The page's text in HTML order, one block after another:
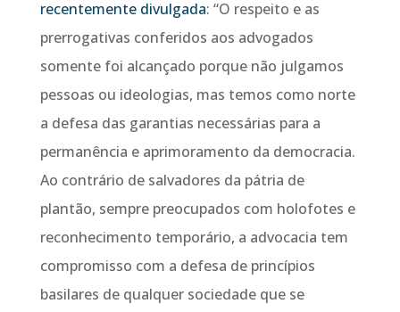
recentemente divulgada: “O respeito e as
prerrogativas conferidos aos advogados
somente foi alcançado porque não julgamos
pessoas ou ideologias, mas temos como norte
a defesa das garantias necessárias para a
permanência e aprimoramento da democracia.
Ao contrário de salvadores da pátria de
plantão, sempre preocupados com holofotes e
reconhecimento temporário, a advocacia tem
compromisso com a defesa de princípios
basilares de qualquer sociedade que se